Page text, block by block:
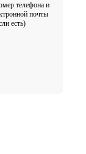
телефона и
почты
есть)